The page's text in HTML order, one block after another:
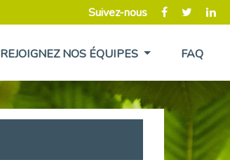
Suivez-nous
REJOIGNEZ NOS ÉQUIPES FAQ